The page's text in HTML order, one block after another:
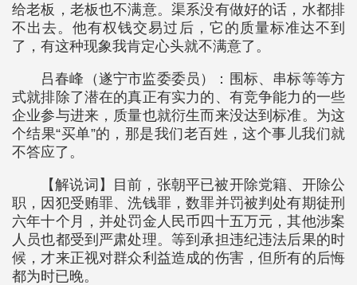
给老板，老板也不满意。渠系没有做好的话，水都排
不出去。他有权钱交易过后，它的质量标准达不到
了，有这种现象我肯定心头就不满意了。
吕春峰（遂宁市监委委员）：围标、串标等等方
式就排除了潜在的真正有实力的、有竞争能力的一些
企业参与进来，质量也就衍生而来没达到标准。为这
个结果“买单”的，那是我们老百姓，这个事儿我们就
不答应了。
【解说词】目前，张朝平已被开除党籍、开除公
职，因犯受贿罪、洗钱罪，数罪并罚被判处有期徒刑
六年十个月，并处罚金人民币四十五万元，其他涉案
人员也都受到严肃处理。等到承担违纪违法后果的时
候，才来正视对群众利益造成的伤害，但所有的后悔
都为时已晚。